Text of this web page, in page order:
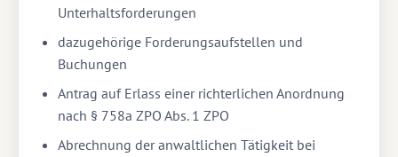
Unterhaltsforderungen
dazugehörige Forderungsaufstellen und
Buchungen
Antrag auf Erlass einer richterlichen Anordnung
nach § 758a ZPO Abs. 1 ZPO
Abrechnung der anwaltlichen Tätigkeit bei